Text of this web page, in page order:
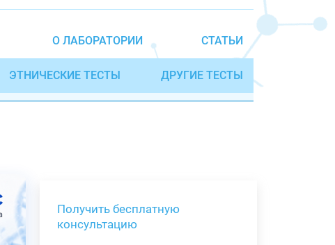
О ЛАБОРАТОРИИ СТАТЬИ
ЭТНИЧЕСКИЕ ТЕСТЫ ДРУГИЕ ТЕСТЫ
Получить бесплатную
консультацию